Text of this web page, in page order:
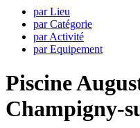
par Lieu
par Catégorie
par Activité
par Equipement
Piscine
Champigny-